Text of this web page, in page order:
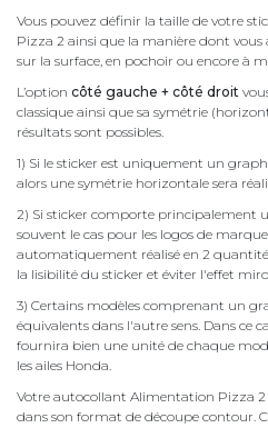
Vous pouvez définir la taille de votre
Pizza 2 ainsi que la manière dont vous
sur la surface, en pochoir ou encore à
L’option côté gauche + côté droit
classique ainsi que sa symétrie
résultats sont possibles.
1) Si le sticker est uniquement un
alors une symétrie horizontale sera
2) Si sticker comporte principalement
souvent le cas pour les logos de
automatiquement réalisé en 2
la lisibilité du sticker et éviter l'effet
3) Certains modèles comprenant un
équivalents dans l'autre sens. Dans ce
fournira bien une unité de chaque
les ailes Honda.
Votre autocollant Alimentation Pizza
dans son format de découpe contour.